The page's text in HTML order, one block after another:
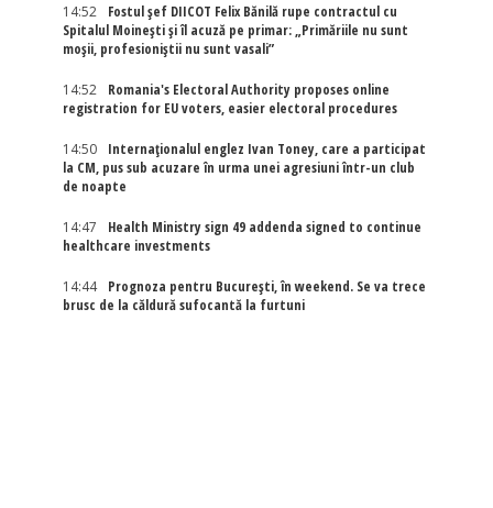
14:52
Fostul șef DIICOT Felix Bănilă rupe contractul cu
Spitalul Moinești și îl acuză pe primar: „Primăriile nu sunt
moșii, profesioniștii nu sunt vasali”
14:52
Romania's Electoral Authority proposes online
registration for EU voters, easier electoral procedures
14:50
Internaţionalul englez Ivan Toney, care a participat
la CM, pus sub acuzare în urma unei agresiuni într-un club
de noapte
14:47
Health Ministry sign 49 addenda signed to continue
healthcare investments
14:44
Prognoza pentru București, în weekend. Se va trece
brusc de la căldură sufocantă la furtuni